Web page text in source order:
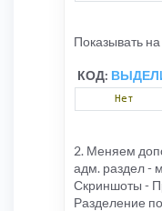
Показывать
КОД:
Нет
2. Меняем
адм. раздел -
Скриншоты -
Разделение